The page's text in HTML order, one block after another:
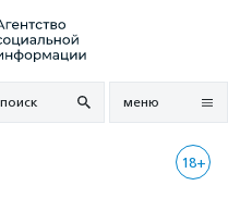
поиск меню
18+